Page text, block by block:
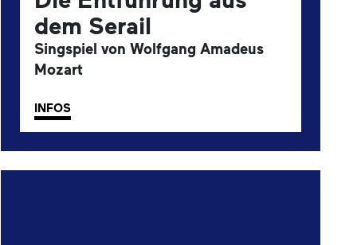
dem Serail
Singspiel von Wolfgang Amadeus
Mozart
INFOS